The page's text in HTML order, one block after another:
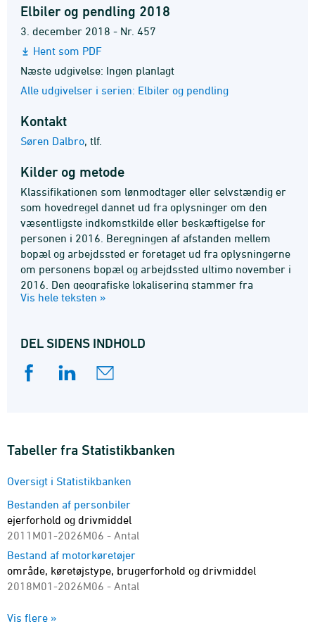
Elbiler og pendling 2018
3. december 2018 - Nr. 457
Hent som PDF
Næste udgivelse: Ingen planlagt
Alle udgivelser i serien: Elbiler og pendling
Kontakt
Søren Dalbro, tlf.
Kilder og metode
Klassifikationen som lønmodtager eller selvstændig er
som hovedregel dannet ud fra oplysninger om den
væsentligste indkomstkilde eller beskæftigelse for
personen i 2016. Beregningen af afstanden mellem
bopæl og arbejdssted er foretaget ud fra oplysningerne
om personens bopæl og arbejdssted ultimo november i
2016. Den geografiske lokalisering stammer fra
befolkningsstatistikregistret ultimo 2016.
Vis hele teksten »
DEL SIDENS INDHOLD
Tabeller fra Statistikbanken
Oversigt i Statistikbanken
Bestanden af personbiler
ejerforhold og drivmiddel
2011M01-2026M06 - Antal
Bestand af motorkøretøjer
område, køretøjstype, brugerforhold og drivmiddel
2018M01-2026M06 - Antal
skibstype og enhed
Vis flere »